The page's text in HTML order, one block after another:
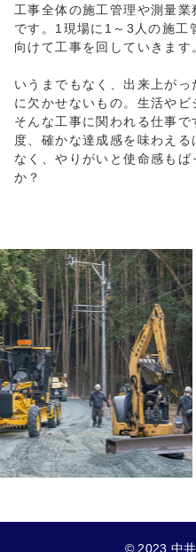
工事全体の施工管理や測量
です。1現場に1～3人の施工
向けて工事を回していきます
いうまでもなく、出来上が
に欠かせないもの。生活やビ
そんな工事に関われる仕事
度、確かな達成感を味わえ
なく、やりがいと使命感も
か？
© 2023 中